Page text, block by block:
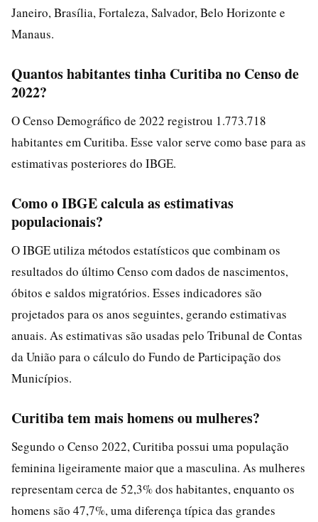
Janeiro, Brasília, Fortaleza, Salvador, Belo Horizonte e
Manaus.
Quantos habitantes tinha Curitiba no Censo de
2022?
O Censo Demográfico de 2022 registrou 1.773.718
habitantes em Curitiba. Esse valor serve como base para as
estimativas posteriores do IBGE.
Como o IBGE calcula as estimativas
populacionais?
O IBGE utiliza métodos estatísticos que combinam os
resultados do último Censo com dados de nascimentos,
óbitos e saldos migratórios. Esses indicadores são
projetados para os anos seguintes, gerando estimativas
anuais. As estimativas são usadas pelo Tribunal de Contas
da União para o cálculo do Fundo de Participação dos
Municípios.
Curitiba tem mais homens ou mulheres?
Segundo o Censo 2022, Curitiba possui uma população
feminina ligeiramente maior que a masculina. As mulheres
representam cerca de 52,3% dos habitantes, enquanto os
homens são 47,7%, uma diferença típica das grandes